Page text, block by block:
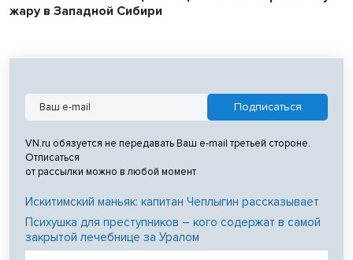
жару в Западной Сибири
VN.ru обязуется не передавать Ваш e-mail третьей стороне.
Отписаться
от рассылки можно в любой момент
Искитимский маньяк: капитан Чеплыгин рассказывает
Психушка для преступников – кого содержат в самой
закрытой лечебнице за Уралом